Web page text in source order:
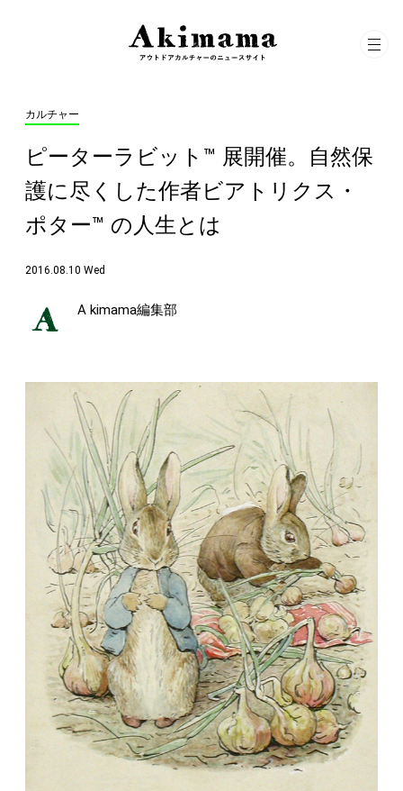
カルチャー
ピーターラビット™ 展開催。自然保
護に尽くした作者ビアトリクス・
ポター™ の人生とは
2016.08.10 Wed
A kimama編集部